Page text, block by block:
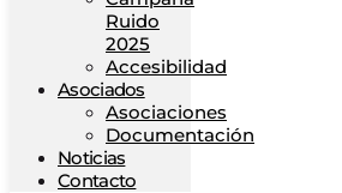
Ruido
2025
Accesibilidad
Asociados
Asociaciones
Documentación
Noticias
Contacto